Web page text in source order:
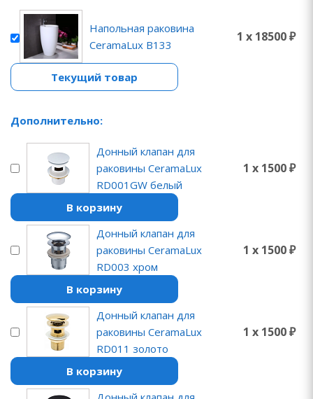
Напольная раковина
CeramaLux B133
1 x 18500 ₽
Текущий товар
Дополнительно:
Донный клапан для
раковины CeramaLux
RD001GW белый
1 x 1500 ₽
В корзину
Донный клапан для
раковины CeramaLux
RD003 хром
1 x 1500 ₽
В корзину
Донный клапан для
раковины CeramaLux
RD011 золото
1 x 1500 ₽
В корзину